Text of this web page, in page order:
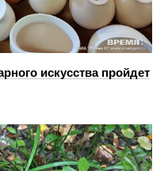
искусства пройдет